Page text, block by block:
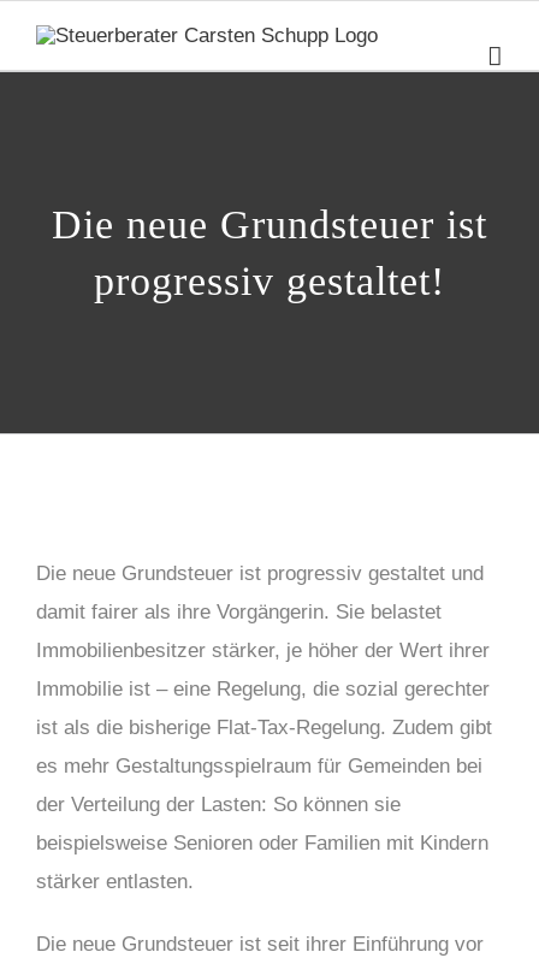
Die neue Grundsteuer ist
progressiv gestaltet!
Die neue Grundsteuer ist progressiv gestaltet und
damit fairer als ihre Vorgängerin. Sie belastet
Immobilienbesitzer stärker, je höher der Wert ihrer
Immobilie ist – eine Regelung, die sozial gerechter
ist als die bisherige Flat-Tax-Regelung. Zudem gibt
es mehr Gestaltungsspielraum für Gemeinden bei
der Verteilung der Lasten: So können sie
beispielsweise Senioren oder Familien mit Kindern
stärker entlasten.
Die neue Grundsteuer ist seit ihrer Einführung vor